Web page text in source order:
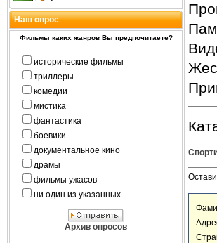
Наш опрос
Фильмы каких жанров Вы предпочитаете?
исторические фильмы
триллеры
комедии
мистика
фантастика
боевики
документальное кино
драмы
фильмы ужасов
ни один из указанных
Архив опросов